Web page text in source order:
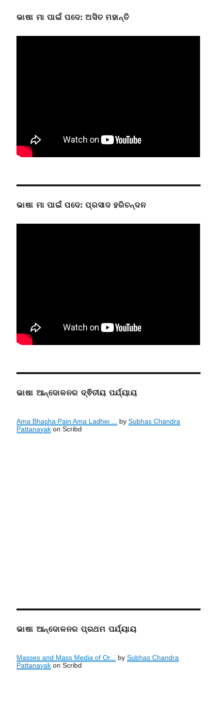
ଭାଷା ମା ପାଇଁ ପଦେ: ଅସିତ ମହାନ୍ତି
ଭାଷା ମା ପାଇଁ ପଦେ: ପ୍ରସାଦ ହରିଚନ୍ଦନ
ଭାଷା ଆନ୍ଦୋଳନର ଦ୍ଵିତୀୟ ପର୍ଯ୍ୟାୟ
Ama Bhasha Pain Ama Ladhei ... bySubhas Chandra
Pattanayak on Scribd
ଭାଷା ଆନ୍ଦୋଳନର ପ୍ରଥମ ପର୍ଯ୍ୟାୟ
Masses and Mass Media of Or... bySubhas Chandra
Pattanayak on Scribd